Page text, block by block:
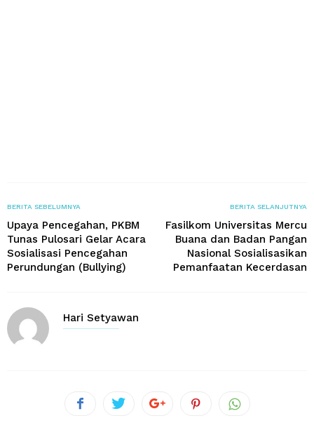
BERITA SEBELUMNYA
Upaya Pencegahan, PKBM
Tunas Pulosari Gelar Acara
Sosialisasi Pencegahan
Perundungan (Bullying)
BERITA SELANJUTNYA
Fasilkom Universitas Mercu
Buana dan Badan Pangan
Nasional Sosialisasikan
Pemanfaatan Kecerdasan
Hari Setyawan